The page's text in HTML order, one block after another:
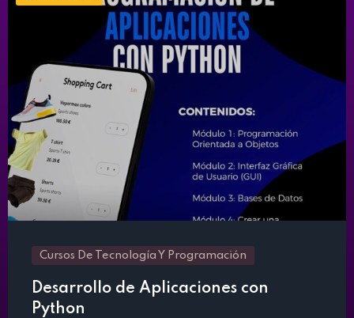
Cursos De Tecnología Y Programación
Desarrollo de Aplicaciones con
Python